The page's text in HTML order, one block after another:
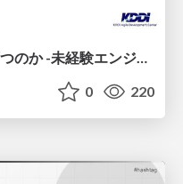
AI時代、エンジニアはどう育つのか -未経験エンジニアの成長を間近で見て考えたこと-
0 220